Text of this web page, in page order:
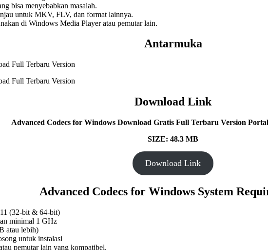
bisa menyebabkan masalah.
untuk MKV, FLV, dan format lainnya.
di Windows Media Player atau pemutar lain.
Antarmuka
Download Link
Advanced Codecs for Windows Download Gratis Full Terbaru Version
SIZE: 48.3 MB
Download Link
Advanced Codecs for Windows System
(32-bit & 64-bit)
minimal 1 GHz
atau lebih)
untuk instalasi
pemutar lain yang kompatibel.